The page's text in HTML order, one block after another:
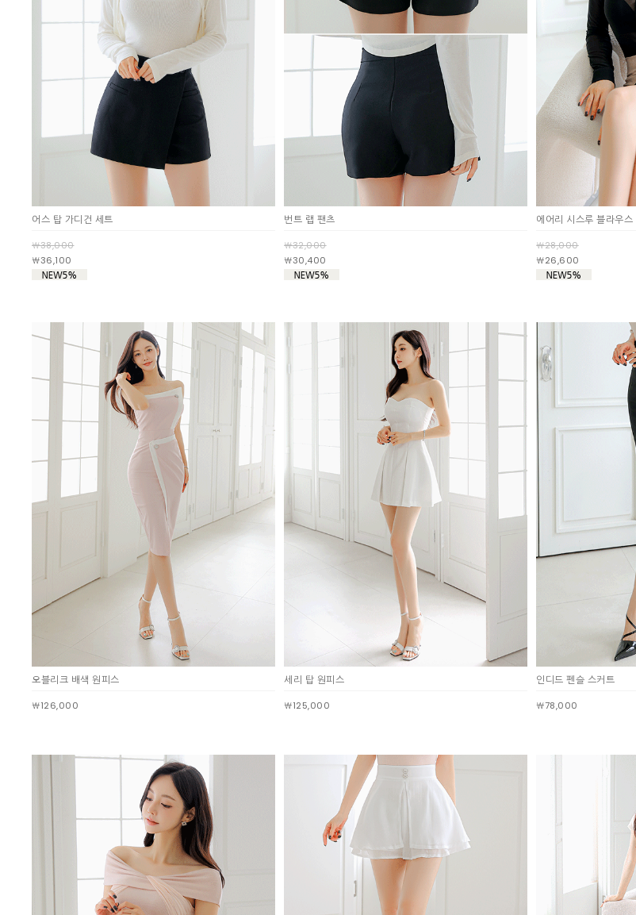
어스 탑 가디건 세트
￦38,000
￦36,100
번트 랩 팬츠
￦32,000
￦30,400
에어리 시스루 블라우스
￦28,000
￦26,600
오블리크 배색 원피스
￦126,000
세리 탑 원피스
￦125,000
인디드 펜슬 스커트
￦78,000
주식회사 로에르 E-MAIL roer1@hanmail.net business no 145-87-01642 mail-order no 제 2019-서울성동-01373 호
[사업자정보확인]
서울특별시 성동구 자동차시장3길 39, 2층 201호(남궁빌딩) 최선주
주식회사 로에르 all rights reserved.
본 사이트내 모든 이미지 및 컨텐츠 등은 저작권법 제4조의 의한 저작물로써 소유권은 주식회사 로에르 에게 있으며, 무단 도용시 법적인 제재를 받을 수 있습니다.